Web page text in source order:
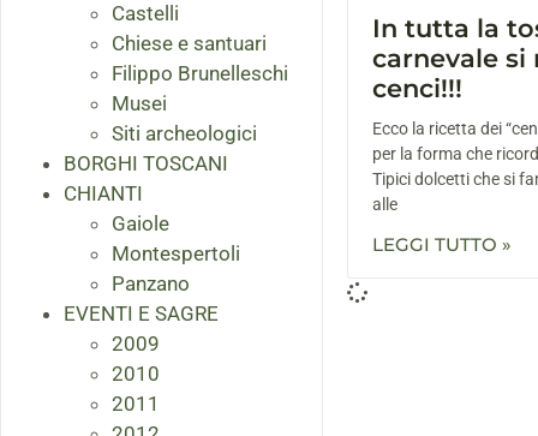
Castelli
Chiese e santuari
Filippo Brunelleschi
Musei
Siti archeologici
BORGHI TOSCANI
CHIANTI
Gaiole
Montespertoli
Panzano
EVENTI E SAGRE
2009
2010
2011
In tutta la
carnevale si
cenci!!!
Ecco la ricetta dei
per la forma che
Tipici dolcetti che si
alle
LEGGI TUTTO »